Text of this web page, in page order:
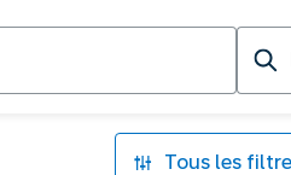
Tous les